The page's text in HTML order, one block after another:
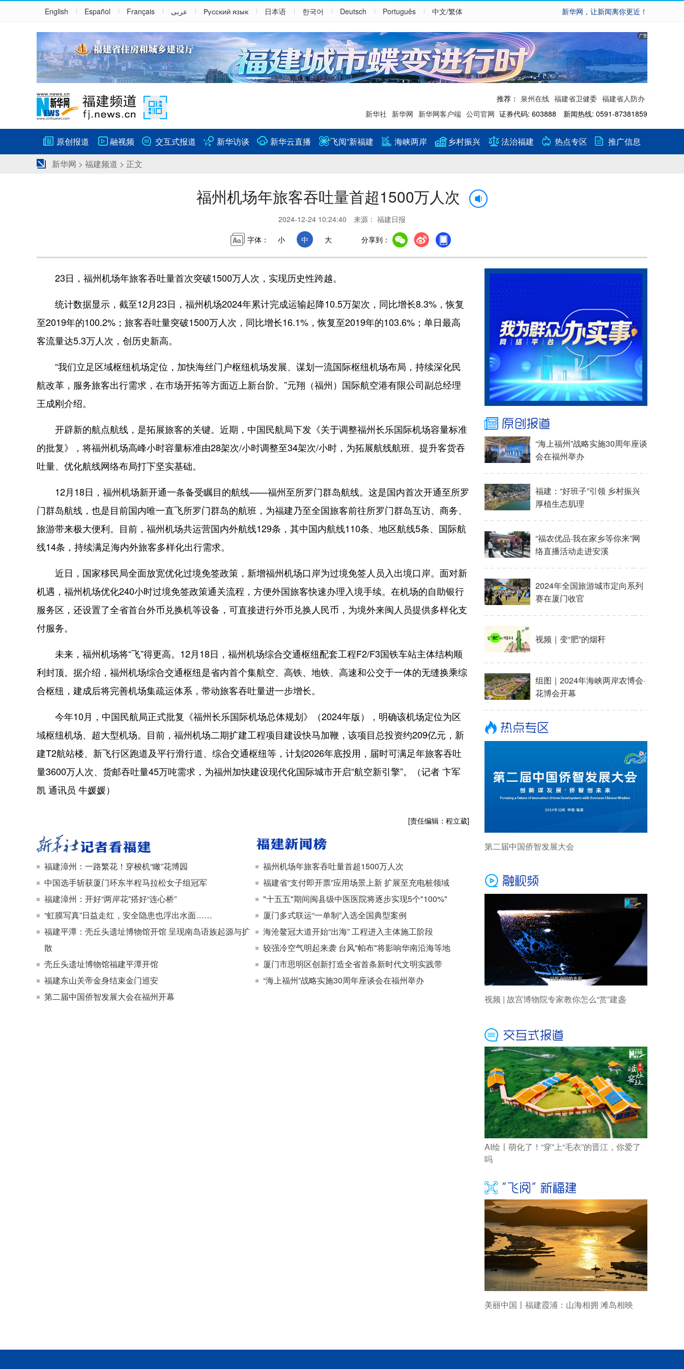
English Español Français عربى Русский язык 日本语 한국어 Deutsch Português 中文/繁体 新华网，让新闻离你更近！
推荐： 泉州在线 福建省卫健委 福建省人防办
新华社 新华网 新华网客户端 公司官网 证券代码: 603888 新闻热线: 0591-87381859
原创报道 融视频 交互式报道 新华访谈 新华云直播 “飞阅”新福建 海峡两岸 乡村振兴 法治福建 热点专区
推广信息
新华网 > 福建频道 > 正文
福州机场年旅客吞吐量首超1500万人次
2024-12-24 10:24:40 来源： 福建日报
字体：
小 中 大 分享到：
23日，福州机场年旅客吞吐量首次突破1500万人次，实现历史性跨越。
统计数据显示，截至12月23日，福州机场2024年累计完成运输起降10.5万架次，同比增长8.3%，恢复
至2019年的100.2%；旅客吞吐量突破1500万人次，同比增长16.1%，恢复至2019年的103.6%；单日最高
客流量达5.3万人次，创历史新高。
“我们立足区域枢纽机场定位，加快海丝门户枢纽机场发展、谋划一流国际枢纽机场布局，持续深化民
航改革，服务旅客出行需求，在市场开拓等方面迈上新台阶。”元翔（福州）国际航空港有限公司副总经理
王成刚介绍。
开辟新的航点航线，是拓展旅客的关键。近期，中国民航局下发《关于调整福州长乐国际机场容量标准
的批复》，将福州机场高峰小时容量标准由28架次/小时调整至34架次/小时，为拓展航线航班、提升客货吞
吐量、优化航线网络布局打下坚实基础。
12月18日，福州机场新开通一条备受瞩目的航线——福州至所罗门群岛航线。这是国内首次开通至所罗
门群岛航线，也是目前国内唯一直飞所罗门群岛的航班，为福建乃至全国旅客前往所罗门群岛互访、商务、
旅游带来极大便利。目前，福州机场共运营国内外航线129条，其中国内航线110条、地区航线5条、国际航
线14条，持续满足海内外旅客多样化出行需求。
近日，国家移民局全面放宽优化过境免签政策，新增福州机场口岸为过境免签人员入出境口岸。面对新
机遇，福州机场优化240小时过境免签政策通关流程，方便外国旅客快速办理入境手续。在机场的自助银行
服务区，还设置了全省首台外币兑换机等设备，可直接进行外币兑换人民币，为境外来闽人员提供多样化支
付服务。
未来，福州机场将“飞”得更高。12月18日，福州机场综合交通枢纽配套工程F2/F3国铁车站主体结构顺
利封顶。据介绍，福州机场综合交通枢纽是省内首个集航空、高铁、地铁、高速和公交于一体的无缝换乘综
合枢纽，建成后将完善机场集疏运体系，带动旅客吞吐量进一步增长。
今年10月，中国民航局正式批复《福州长乐国际机场总体规划》（2024年版），明确该机场定位为区
域枢纽机场、超大型机场。目前，福州机场二期扩建工程项目建设快马加鞭，该项目总投资约209亿元，新
建T2航站楼、新飞行区跑道及平行滑行道、综合交通枢纽等，计划2026年底投用，届时可满足年旅客吞吐
量3600万人次、货邮吞吐量45万吨需求，为福州加快建设现代化国际城市开启“航空新引擎”。（记者 卞军
凯 通讯员 牛媛媛）
[责任编辑：程立葳]
福建漳州：一路繁花！穿梭机“瞰”花博园
中国选手斩获厦门环东半程马拉松女子组冠军
福建漳州：开好“两岸花”搭好“连心桥”
“虹膜写真”日益走红，安全隐患也浮出水面……
福建平潭：壳丘头遗址博物馆开馆 呈现南岛语族起源与扩
散
壳丘头遗址博物馆福建平潭开馆
福建东山关帝金身结束金门巡安
第二届中国侨智发展大会在福州开幕
福州机场年旅客吞吐量首超1500万人次
福建省“支付即开票”应用场景上新 扩展至充电桩领域
"十五五"期间闽县级中医医院将逐步实现5个"100%"
厦门多式联运“一单制”入选全国典型案例
海沧鳌冠大道开始“出海” 工程进入主体施工阶段
较强冷空气明起来袭 台风"帕布"将影响华南沿海等地
厦门市思明区创新打造全省首条新时代文明实践带
“海上福州”战略实施30周年座谈会在福州举办
“海上福州”战略实施30周年座谈
会在福州举办
福建：“好班子”引领 乡村振兴
厚植生态肌理
“福农优品·我在家乡等你来”网
络直播活动走进安溪
2024年全国旅游城市定向系列
赛在厦门收官
视频｜变“肥”的烟秆
组图｜2024年海峡两岸农博会·
花博会开幕
第二届中国侨智发展大会
视频 | 故宫博物院专家教你怎么“赏”建盏
AI绘丨萌化了！“穿”上“毛衣”的晋江，你爱了
吗
美丽中国丨福建霞浦：山海相拥 滩岛相映